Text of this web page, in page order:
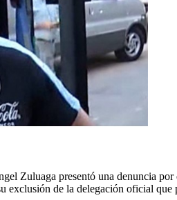
Zuluaga presentó una denuncia
exclusión de la delegación oficial